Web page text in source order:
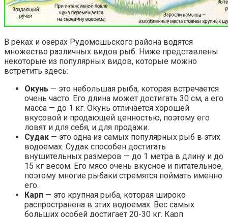
В реках и озерах Рудомошьского района водятся
множество различных видов рыб. Ниже представлены
некоторые из популярных видов, которые можно
встретить здесь:
Окунь — это небольшая рыба, которая встречается
очень часто. Его длина может достигать 30 см, а его
масса — до 1 кг. Окунь отличается хорошей
вкусовой и продающей ценностью, поэтому его
ловят и для себя, и для продажи.
Судак — это одна из самых популярных рыб в этих
водоемах. Судак способен достигать
внушительных размеров — до 1 метра в длину и до
15 кг весом. Его мясо очень вкусное и питательное,
поэтому многие рыбаки стремятся поймать именно
его.
Карп — это крупная рыба, которая широко
распространена в этих водоемах. Вес самых
больших особей достигает 20-30 кг. Карп